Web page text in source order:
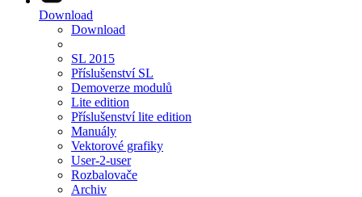
Download
Download
SL 2015
Příslušenství SL
Demoverze modulů
Lite edition
Příslušenství lite edition
Manuály
Vektorové grafiky
User-2-user
Rozbalovače
Archiv